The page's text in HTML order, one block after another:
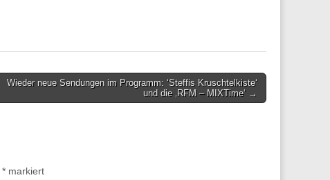
Wieder neue Sendungen im Programm: ‘Steffis Kruschtelkiste‘
und die ‚RFM – MIXTime‘ →
* markiert